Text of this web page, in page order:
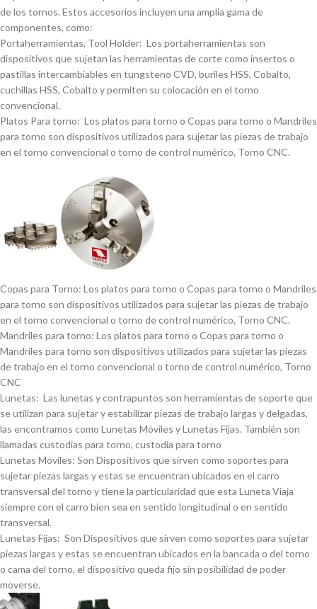
de los tornos. Estos accesorios incluyen una amplia gama de
componentes, como:
Portaherramientas, Tool Holder: Los portaherramientas son
dispositivos que sujetan las herramientas de corte como insertos o
pastillas intercambiables en tungsteno CVD, buriles HSS, Cobalto,
cuchillas HSS, Cobalto y permiten su colocación en el torno
convencional.
Platos Para torno: Los platos para torno o Copas para torno o Mandriles
para torno son dispositivos utilizados para sujetar las piezas de trabajo
en el torno convencional o torno de control numérico, Torno CNC.
Copas para Torno: Los platos para torno o Copas para torno o Mandriles
para torno son dispositivos utilizados para sujetar las piezas de trabajo
en el torno convencional o torno de control numérico, Torno CNC.
Mandriles para torno: Los platos para torno o Copas para torno o
Mandriles para torno son dispositivos utilizados para sujetar las piezas
de trabajo en el torno convencional o torno de control numérico, Torno
CNC
Lunetas: Las lunetas y contrapuntos son herramientas de soporte que
se utilizan para sujetar y estabilizar piezas de trabajo largas y delgadas,
las encontramos como Lunetas Móviles y Lunetas Fijas. También son
llamadas custodias para torno, custodia para torno
Lunetas Móviles: Son Dispositivos que sirven como soportes para
sujetar piezas largas y estas se encuentran ubicados en el carro
transversal del torno y tiene la particularidad que esta Luneta Viaja
siempre con el carro bien sea en sentido longitudinal o en sentido
transversal.
Lunetas Fijas: Son Dispositivos que sirven como soportes para sujetar
piezas largas y estas se encuentran ubicados en la bancada o del torno
o cama del torno, el dispositivo queda fijo sin posibilidad de poder
moverse.